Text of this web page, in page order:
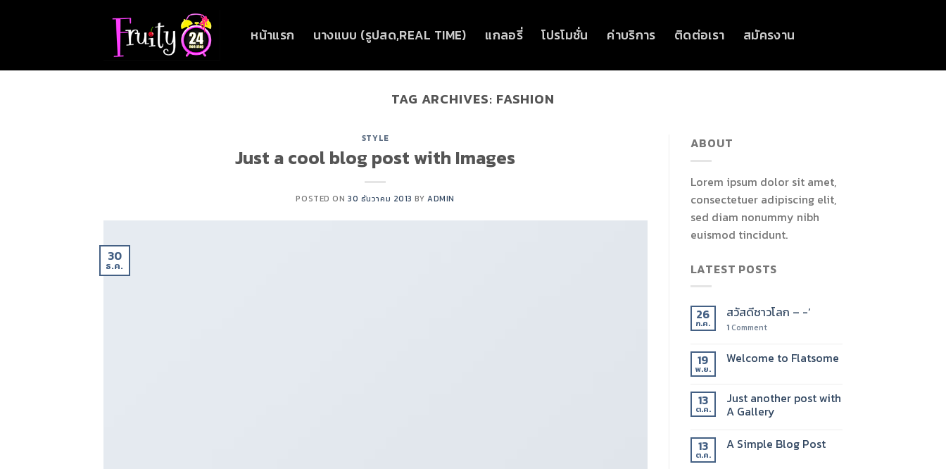
หน้าแรก นางแบบ (รูปสด,REAL TIME) แกลอรี่ โปรโมชั่น ค่าบริการ ติดต่อเรา สมัครงาน
TAG ARCHIVES: FASHION
STYLE
Just a cool blog post with Images
POSTED ON30 ธันวาคม 2013 BYADMIN
30
ธ.ค.
ABOUT
Lorem ipsum dolor sit amet,
consectetuer adipiscing elit,
sed diam nonummy nibh
euismod tincidunt.
LATEST POSTS
26
ก.ค.
สวัสดีชาวโลก – -‘
1Comment
19
พ.ย.
Welcome to Flatsome
13
ต.ค.
Just another post with
A Gallery
13
ต.ค.
A Simple Blog Post